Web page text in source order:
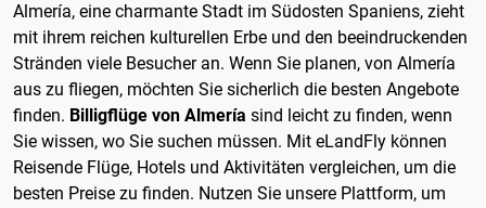
Almería, eine charmante Stadt im Südosten Spaniens, zieht
mit ihrem reichen kulturellen Erbe und den beeindruckenden
Stränden viele Besucher an. Wenn Sie planen, von Almería
aus zu fliegen, möchten Sie sicherlich die besten Angebote
finden. Billigflüge von Almería sind leicht zu finden, wenn
Sie wissen, wo Sie suchen müssen. Mit eLandFly können
Reisende Flüge, Hotels und Aktivitäten vergleichen, um die
besten Preise zu finden. Nutzen Sie unsere Plattform, um